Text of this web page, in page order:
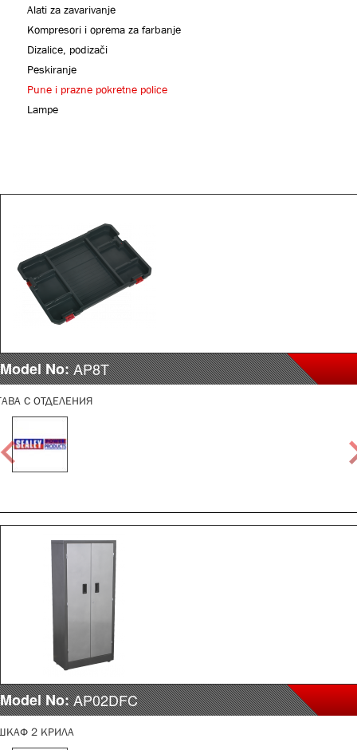
Alati za zavarivanje
Kompresori i oprema za farbanje
Dizalice, podizači
Peskiranje
Pune i prazne pokretne police
Lampe
Model No:AP8T
С ОТДЕЛЕНИЯ
Model No:AP02DFC
2 КРИЛА